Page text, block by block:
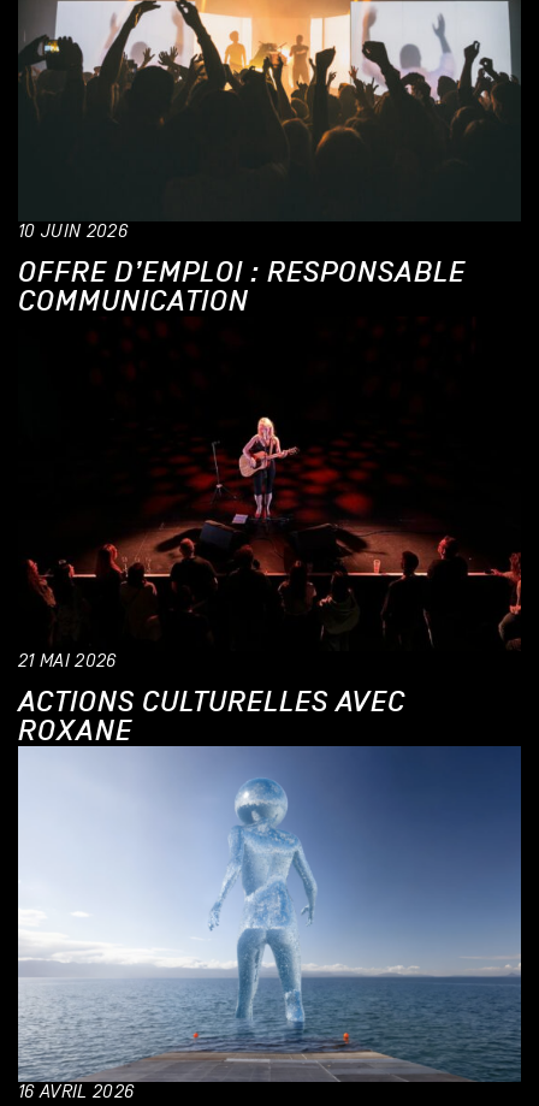
10 JUIN 2026
OFFRE D’EMPLOI : RESPONSABLE
COMMUNICATION
21 MAI 2026
ACTIONS CULTURELLES AVEC
ROXANE
16 AVRIL 2026